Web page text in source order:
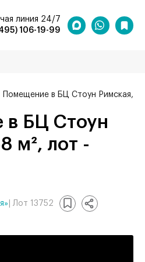
106-19-99
линия 24/7
Помещение в БЦ Стоун Римская,
м², лот -
| Лот 13752